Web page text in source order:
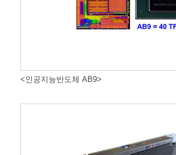
<인공지능반도체 AB9>